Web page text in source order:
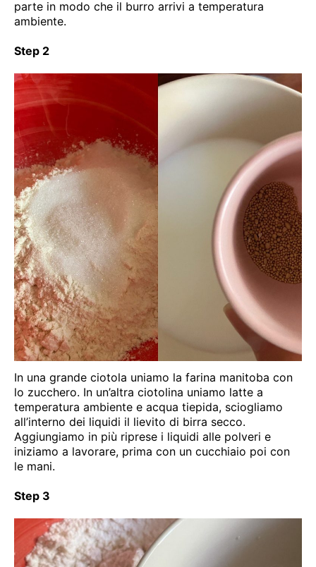
parte in modo che il burro arrivi a temperatura
ambiente.
Step 2
In una grande ciotola uniamo la farina manitoba con
lo zucchero. In un’altra ciotolina uniamo latte a
temperatura ambiente e acqua tiepida, sciogliamo
all’interno dei liquidi il lievito di birra secco.
Aggiungiamo in più riprese i liquidi alle polveri e
iniziamo a lavorare, prima con un cucchiaio poi con
le mani.
Step 3